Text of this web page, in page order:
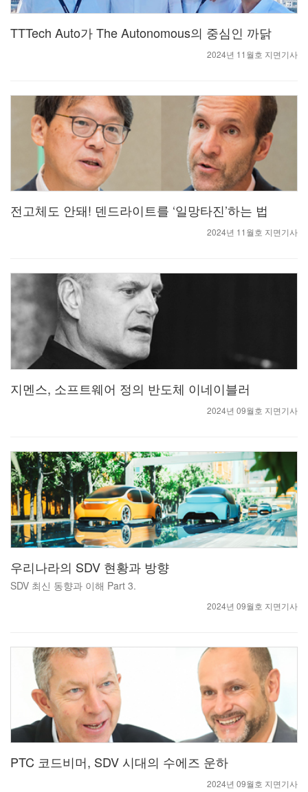
TTTech Auto가 The Autonomous의 중심인 까닭
2024년 11월호 지면기사
전고체도 안돼! 덴드라이트를 ‘일망타진’하는 법
2024년 11월호 지면기사
지멘스, 소프트웨어 정의 반도체 이네이블러
2024년 09월호 지면기사
우리나라의 SDV 현황과 방향
SDV 최신 동향과 이해 Part 3.
2024년 09월호 지면기사
PTC 코드비머, SDV 시대의 수에즈 운하
2024년 09월호 지면기사